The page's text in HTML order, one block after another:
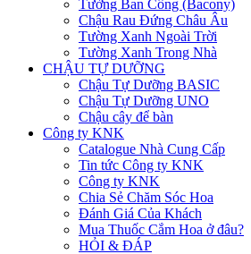
Tường Ban Công (Bacony)
Chậu Rau Đứng Châu Âu
Tường Xanh Ngoài Trời
Tường Xanh Trong Nhà
CHẬU TỰ DƯỠNG
Chậu Tự Dưỡng BASIC
Chậu Tự Dưỡng UNO
Chậu cây để bàn
Công ty KNK
Catalogue Nhà Cung Cấp
Tin tức Công ty KNK
Công ty KNK
Chia Sẻ Chăm Sóc Hoa
Đánh Giá Của Khách
Mua Thuốc Cắm Hoa ở đâu?
HỎI & ĐÁP